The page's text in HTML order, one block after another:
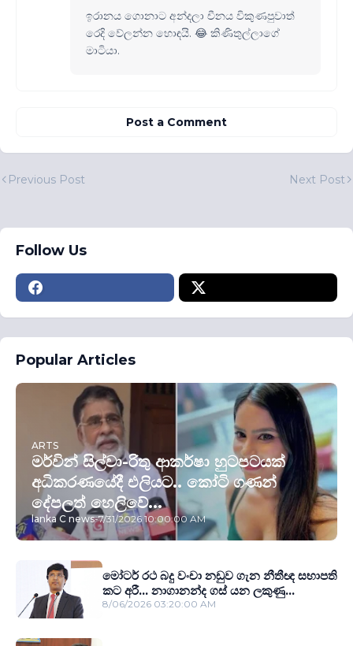
ඉරානය ගොනාට අන්දලා චීනය විකුණපුවාත්
රෙදි වේලන්න හොඳයි. 😂 කිණිතුල්ලාගේ
මාටියා.
Post a Comment
Previous Post Next Post
Follow Us
Popular Articles
ARTS
මර්වින් සිල්වා-රිතු ආකර්ෂා හුටපටයක්
අධිකරණයේදී එලියට.. කෝටි ගණන්
දේපලත් හෙලිවේ...
lanka C news-7/31/2026 10:00:00 AM
මෝටර් රථ බදු වංචා නඩුව ගැන නීතීඥ සභාපති
කට අරී... නාගානන්ද ගස් යන ලකුණු...
8/06/2026 03:20:00 AM